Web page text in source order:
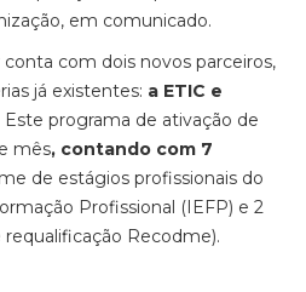
em comunicado.
com dois novos parceiros,
já existentes: a ETIC e
Este programa de ativação de
mês, contando com 7
de estágios profissionais do
Profissional (IEFP) e 2
Recodme).